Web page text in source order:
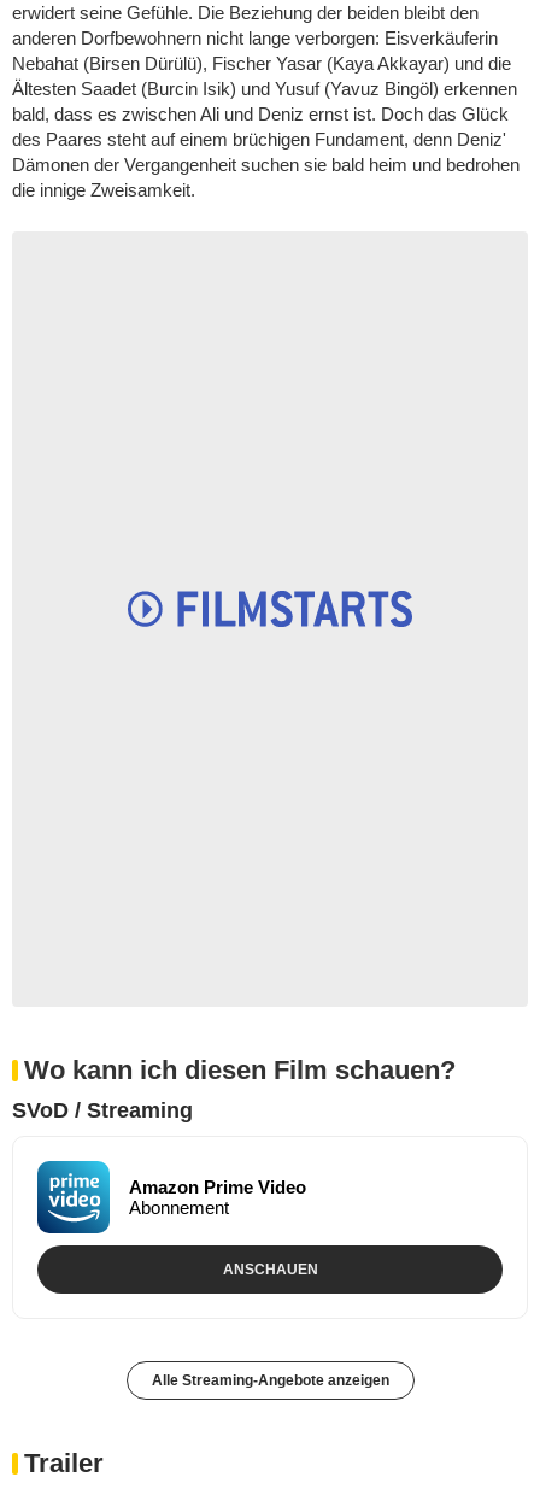
erwidert seine Gefühle. Die Beziehung der beiden bleibt den
anderen Dorfbewohnern nicht lange verborgen: Eisverkäuferin
Nebahat (Birsen Dürülü), Fischer Yasar (Kaya Akkayar) und die
Ältesten Saadet (Burcin Isik) und Yusuf (Yavuz Bingöl) erkennen
bald, dass es zwischen Ali und Deniz ernst ist. Doch das Glück
des Paares steht auf einem brüchigen Fundament, denn Deniz'
Dämonen der Vergangenheit suchen sie bald heim und bedrohen
die innige Zweisamkeit.
Wo kann ich diesen Film schauen?
SVoD / Streaming
Amazon Prime Video
Abonnement
ANSCHAUEN
Alle Streaming-Angebote anzeigen
Trailer